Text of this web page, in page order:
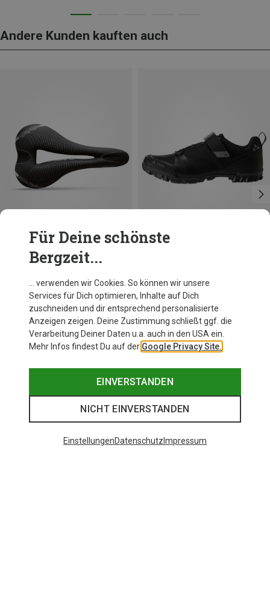
Andere Kunden kauften auch
Selle Italia
Damen DIVA Gel Superflow Fahrradsattel
118,80 €
Für Deine schönste
Bergzeit...
… verwenden wir Cookies. So können wir unsere
Services für Dich optimieren, Inhalte auf Dich
zuschneiden und dir entsprechend personalisierte
Anzeigen zeigen. Deine Zustimmung schließt ggf. die
Verarbeitung Deiner Daten u.a. auch in den USA ein.
Mehr Infos findest Du auf der Google Privacy Site.
EINVERSTANDEN
NICHT EINVERSTANDEN
EinstellungenDatenschutz Impressum